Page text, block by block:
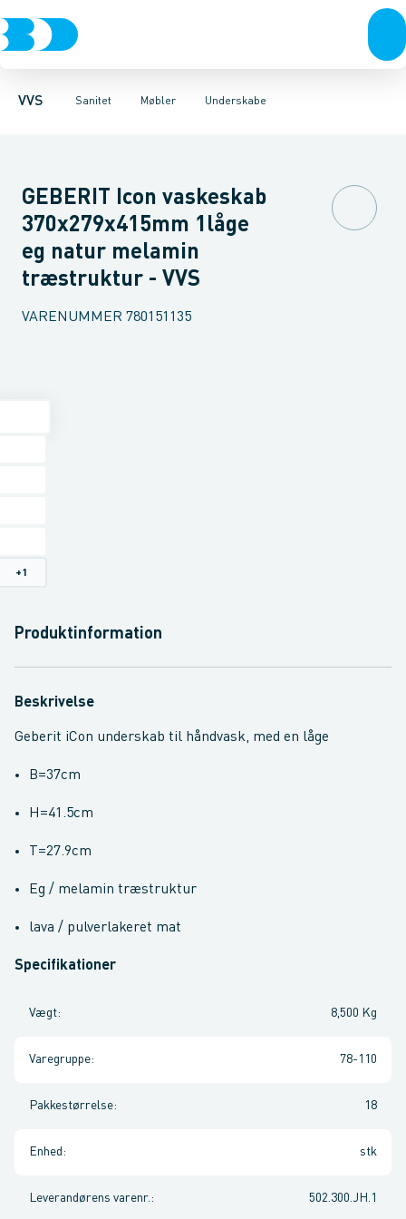
VVS Sanitet
Rør & fittingsPressfittings & rørKuglehaner & ventiler
Møbler
Toiletter, sæder og cisterner VaskeArmaturer
Underskabe
Møbelsæt & pakkerUnderskabeHøjskabe
GEBERIT Icon vaskeskab
370x279x415mm 1låge
eg natur melamin
træstruktur - VVS
VARENUMMER 780151135
+1
Produktinformation
Beskrivelse
Geberit iCon underskab til håndvask, med en låge
B=37cm
H=41.5cm
T=27.9cm
Eg / melamin træstruktur
lava / pulverlakeret mat
Specifikationer
Vægt: 8,500 Kg
Varegruppe: 78-110
Pakkestørrelse: 18
Enhed : stk
Leverandørens varenr. : 502.300.JH.1